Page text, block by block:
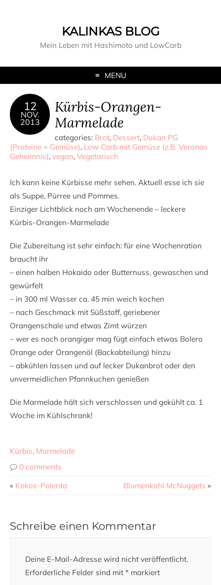
KALINKAS BLOG
Mein Leben mit Hashimoto und LowCarb
MENU
12
NOV.
2013
Kürbis-Orangen-
Marmelade
categories: Brot, Dessert, Dukan PG
(Proteine + Gemüse), Low Carb mit Gemüse (z.B. Veronas
Geheimnis), vegan, Vegetarisch
Ich kann keine Kürbisse mehr sehen. Aktuell esse ich sie
als Suppe, Pürree und Pommes.
Einziger Lichtblick noch am Wochenende – leckere
Kürbis-Orangen-Marmelade
Die Zubereitung ist sehr einfach: für eine Wochenration
braucht ihr
– einen halben Hokaido oder Butternuss, gewaschen und
gewürfelt
– in 300 ml Wasser ca. 45 min weich kochen
– nach Geschmack mit Süßstoff, geriebener
Orangenschale und etwas Zimt würzen
– wer es noch orangiger mag fügt einfach etwas Bolero
Orange oder Orangenöl (Backabteilung) hinzu
– abkühlen lassen und auf lecker Dukanbrot oder den
unvermeidlichen Pfannkuchen genießen
Die Marmelade hält sich verschlossen und gekühlt ca. 1
Woche im Kühlschrank!
Kürbis, Marmelade
0 comments
« Kokos-Polenta Blumenkohl McNuggets »
Schreibe einen Kommentar
Deine E-Mail-Adresse wird nicht veröffentlicht.
Erforderliche Felder sind mit * markiert